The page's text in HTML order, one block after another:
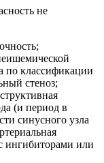
не
по классификации
стеноз;
(и период в
синусного узла
ингибиторами или